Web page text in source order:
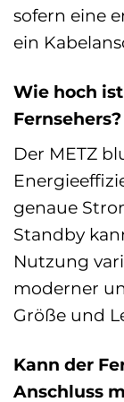
sofern eine
ein
Wie hoch
Fernsehers?
Der METZ
genaue
Standby
Nutzung
moderner
Größe und
Kann der
Anschluss